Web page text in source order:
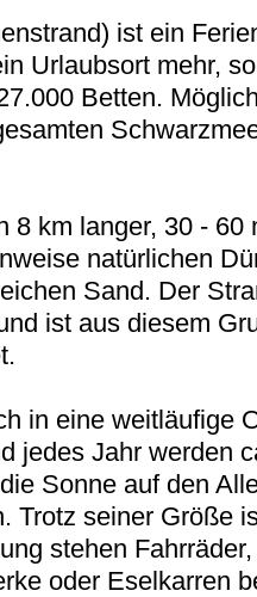
ist ein
Urlaubsort mehr,
Betten.
8 km langer, 30 - 60
natürlichen
Sand. Der
ist aus diesem
in eine weitläufige
jedes Jahr werden
Sonne auf den
Trotz seiner Größe
stehen
oder Eselkarren